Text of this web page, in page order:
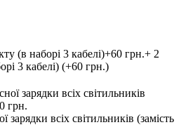
+ 2
3 кабелі) (+60 грн.)
всіх світильників (замість